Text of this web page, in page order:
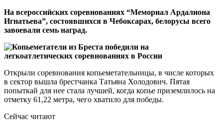
На всероссийских соревнованиях “Мемориал Ардалиона
Игнатьева”, состоявшихся в Чебоксарах, белорусы всего
завоевали семь наград.
Открыли соревнования копьеметательницы, в числе которых
в сектор вышла брестчанка Татьяна Холодович. Пятая
попыткай для нее стала лучшей, когда копье приземлилось на
отметку 61,22 метра, чего хватило для победы.
Сейчас читают